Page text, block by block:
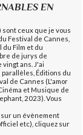
EN
ceux que je vous
Festival de Cannes,
du Film et du
de jurys de
ans. J'ai
Éditions du
de Cannes (L'amor
et Musique de
2023). Vous
sur un évènement
etc), cliquez sur